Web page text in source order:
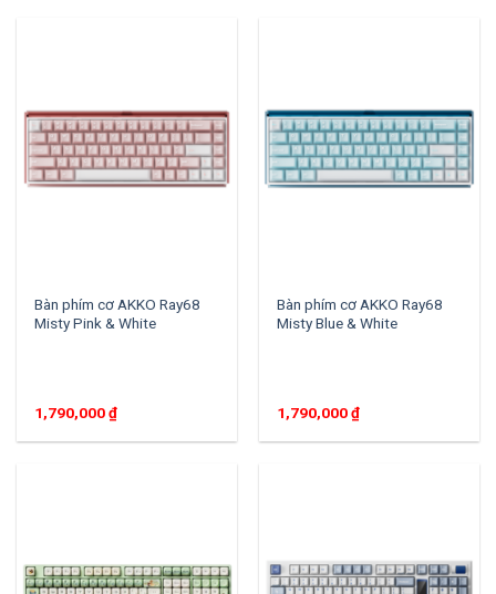
Bàn phím cơ AKKO Ray68
Misty Pink & White
1,790,000₫
Bàn phím cơ AKKO Ray68
Misty Blue & White
1,790,000₫